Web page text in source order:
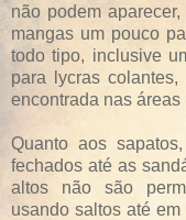
não podem
mangas um pouco
todo tipo, inclusive
para lycras
encontrada nas áreas
Quanto aos
fechados até as
altos não são
usando saltos até